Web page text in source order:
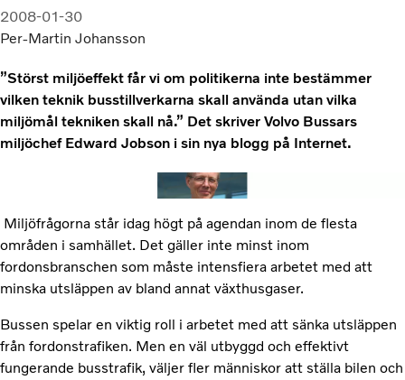
Varför Volvo?
Kontakt
2008-01-30
Per-Martin Johansson
”Störst miljöeffekt får vi om politikerna inte bestämmer
vilken teknik busstillverkarna skall använda utan vilka
miljömål tekniken skall nå.” Det skriver Volvo Bussars
miljöchef Edward Jobson i sin nya blogg på Internet.
Miljöfrågorna står idag högt på agendan inom de flesta
områden i samhället. Det gäller inte minst inom
fordonsbranschen som måste intensfiera arbetet med att
minska utsläppen av bland annat växthusgaser.
Bussen spelar en viktig roll i arbetet med att sänka utsläppen
från fordonstrafiken. Men en väl utbyggd och effektivt
fungerande busstrafik, väljer fler människor att ställa bilen och